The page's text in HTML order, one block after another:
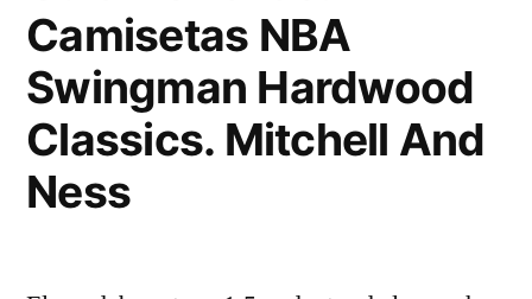
Camisetas NBA
Swingman Hardwood
Classics. Mitchell And
Ness